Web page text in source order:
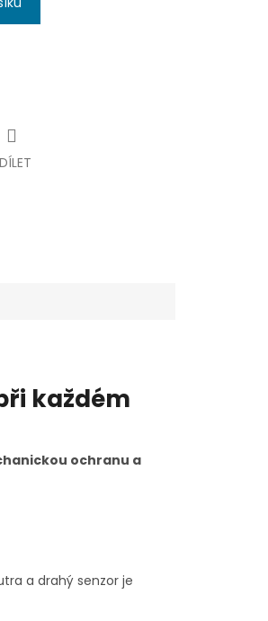
každém
ochranu a
a drahý senzor je